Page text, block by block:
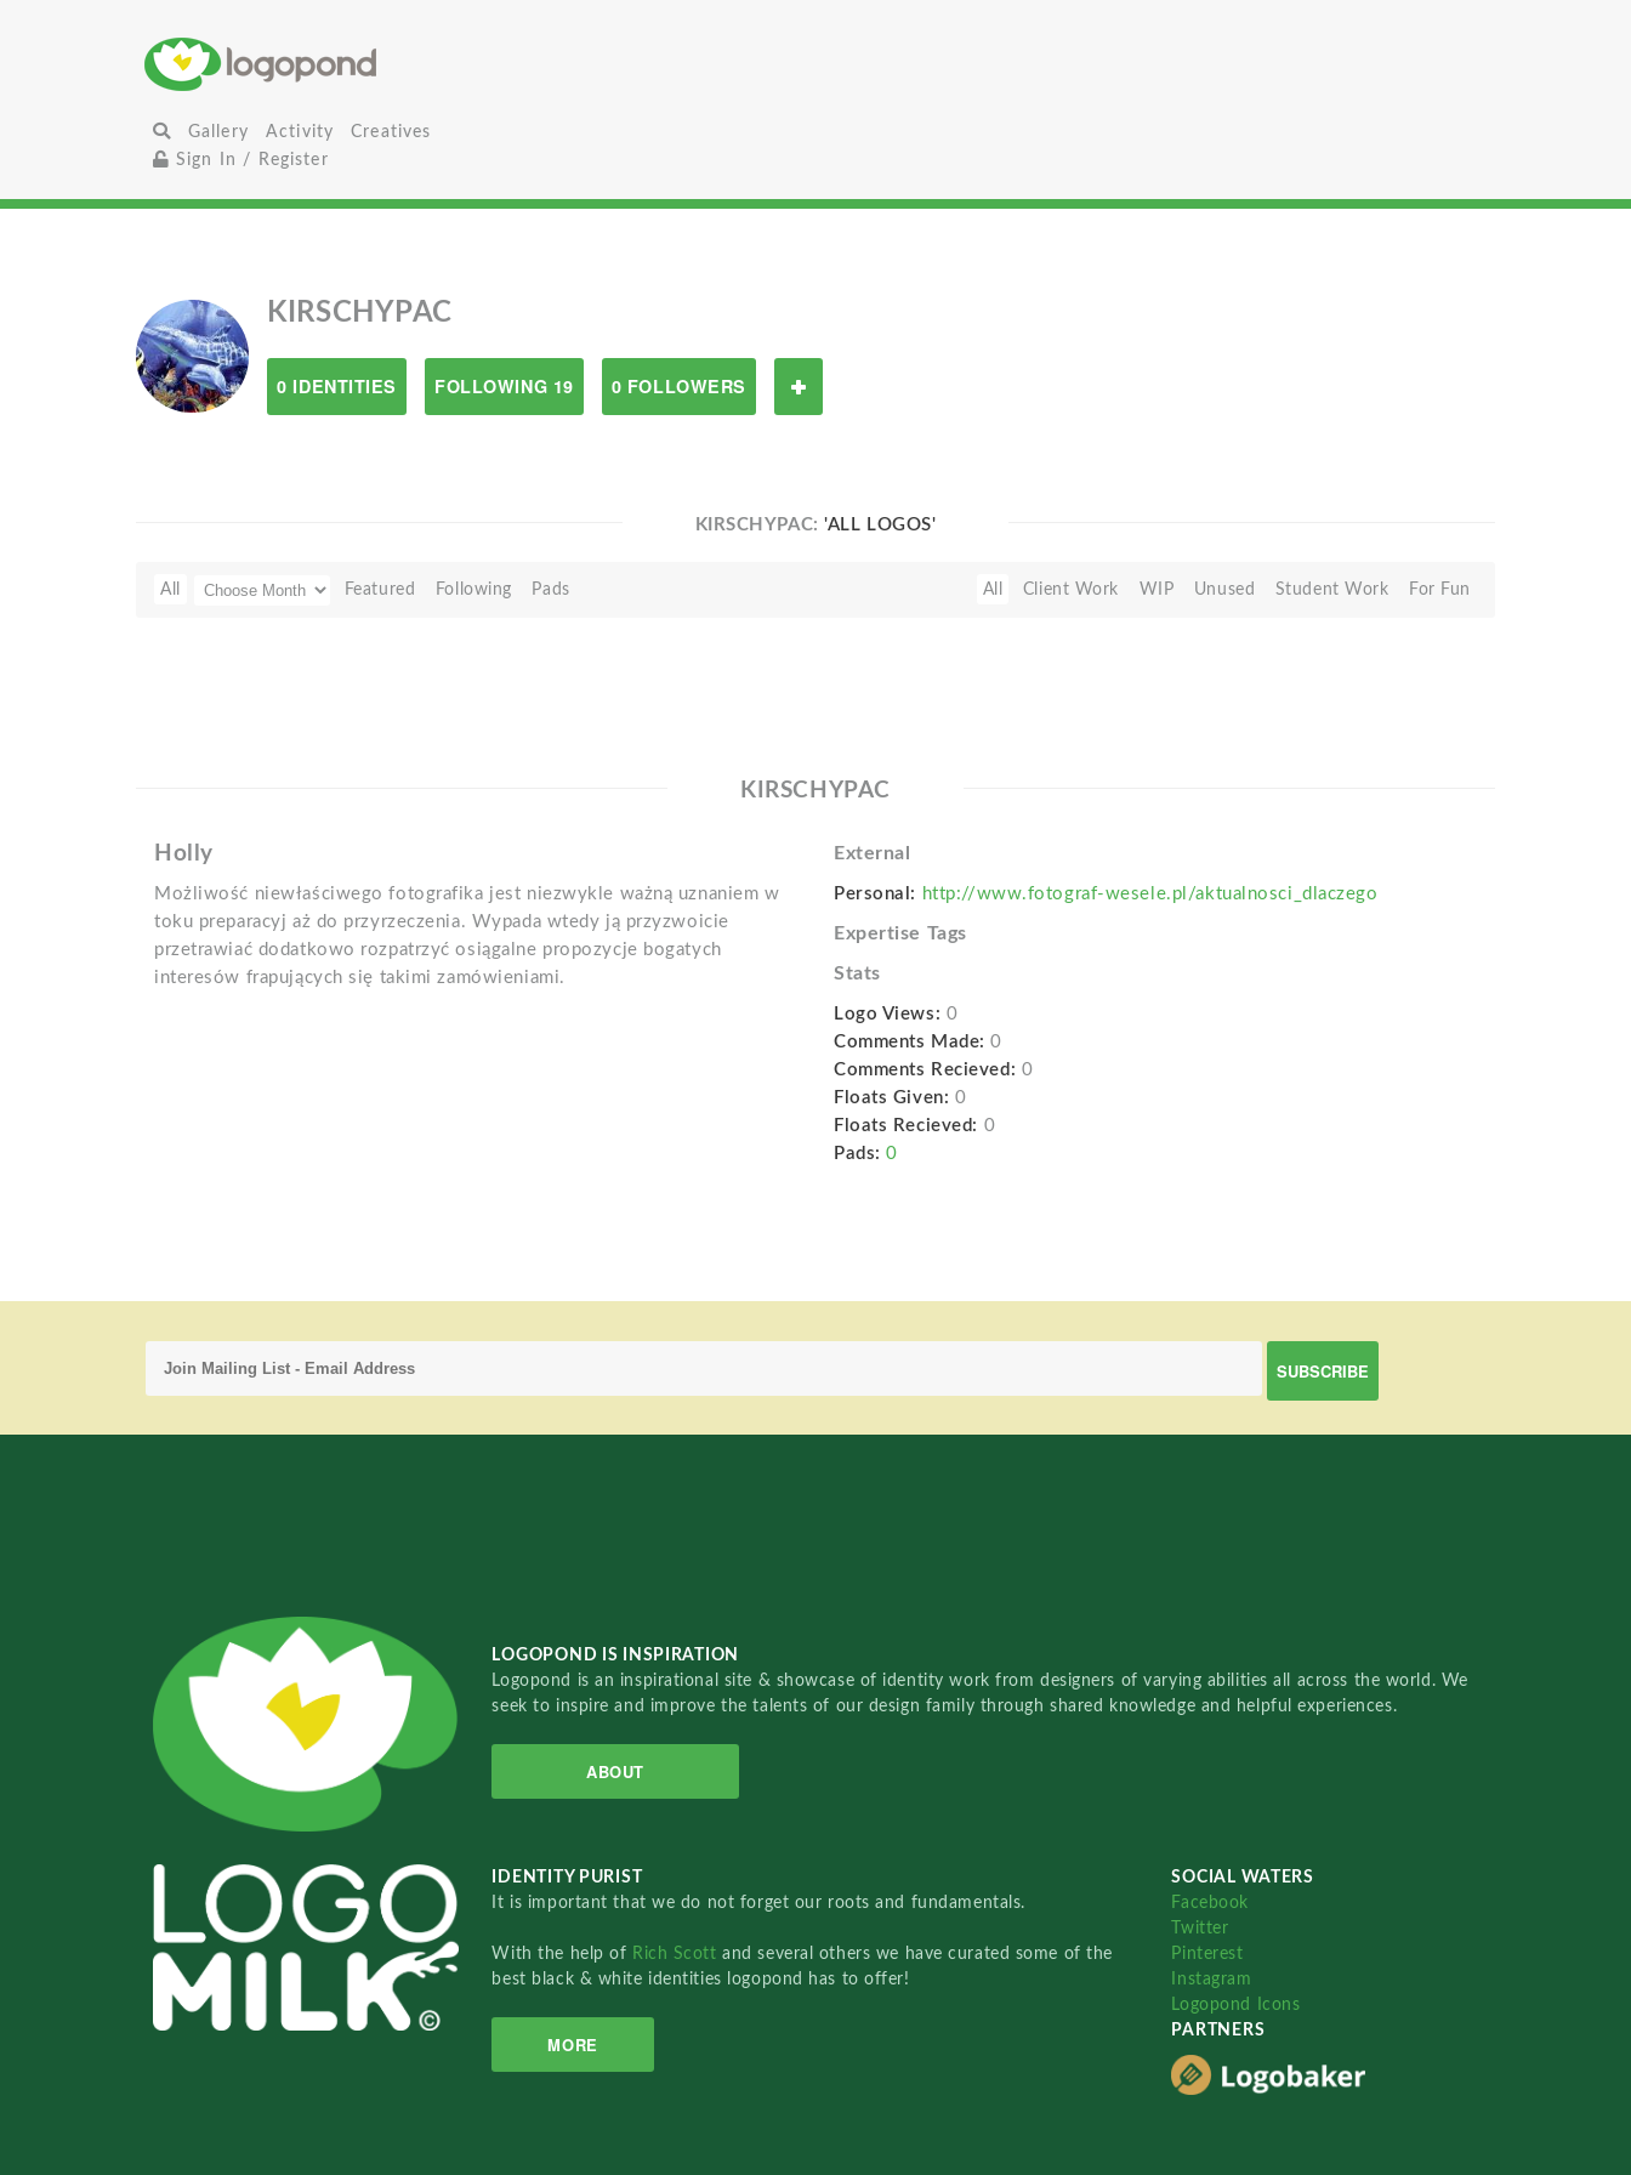
Gallery Activity
Creatives
Sign In / Register
KIRSCHYPAC
0 IDENTITIES FOLLOWING 19 0 FOLLOWERS
KIRSCHYPAC:'ALL LOGOS'
All Featured Following Pads All Client Work WIP Unused Student Work For Fun
KIRSCHYPAC
Holly
Możliwość niewłaściwego fotografika jest niezwykle ważną uznaniem w
toku preparacyj aż do przyrzeczenia. Wypada wtedy ją przyzwoicie
przetrawiać dodatkowo rozpatrzyć osiągalne propozycje bogatych
interesów frapujących się takimi zamówieniami.
External
Personal: http://www.fotograf-wesele.pl/aktualnosci_dlaczego
Expertise Tags
Stats
Logo Views: 0
Comments Made: 0
Comments Recieved: 0
Floats Given: 0
Floats Recieved: 0
Pads: 0
LOGOPOND IS INSPIRATION
Logopond is an inspirational site & showcase of identity work from designers of varying abilities all across the world. We
seek to inspire and improve the talents of our design family through shared knowledge and helpful experiences.
ABOUT
IDENTITY PURIST
It is important that we do not forget our roots and fundamentals.
With the help of Rich Scottand several others we have curated some of the
best black & white identities logopond has to offer!
MORE
SOCIAL WATERS
Facebook
Twitter
Pinterest
Instagram
Logopond Icons
PARTNERS